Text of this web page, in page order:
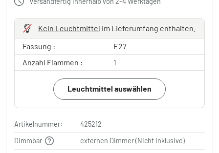
Kein Leuchtmittel im Lieferumfang enthalten.
Fassung :
E27
Anzahl Flammen :
1
Leuchtmittel auswählen
Artikelnummer:
425212
Dimmbar
externen Dimmer (Nicht Inklusive)